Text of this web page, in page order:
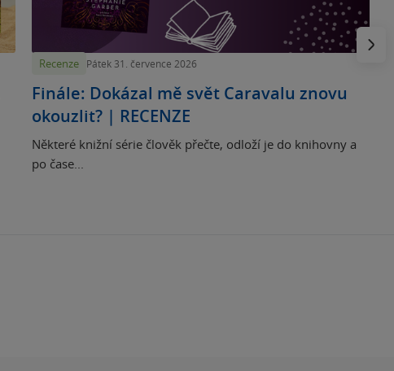
Recenze Pátek 31. července 2026
Finále: Dokázal mě svět Caravalu znovu
okouzlit? | RECENZE
Některé knižní série člověk přečte, odloží je do knihovny a
po čase...